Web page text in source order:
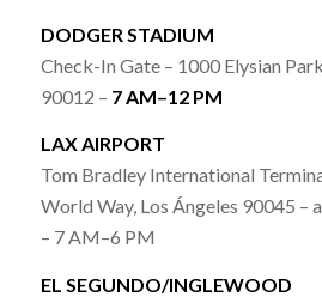
DODGER STADIUM
Check-In Gate – 1000 Elysian
90012 – 7 AM–12 PM
LAX AIRPORT
Tom Bradley International
World Way, Los Ángeles 90045 –
– 7 AM–6 PM
EL SEGUNDO/INGLEWOOD